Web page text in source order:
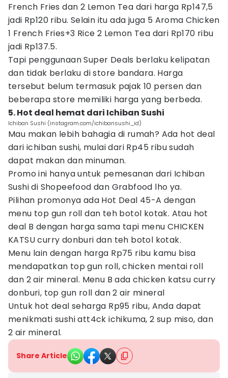
French Fries dan 2 Lemon Tea dari harga Rp147,5
jadi Rp120 ribu. Selain itu ada juga 5 Aroma Chicken
1 French Fries+3 Rice 2 Lemon Tea dari Rp170 ribu
jadi Rp137.5.
Tapi penggunaan Super Deals berlaku kelipatan
dan tidak berlaku di store bandara. Harga
tersebut belum termasuk pajak 10 persen dan
beberapa store memiliki harga yang berbeda.
5. Hot deal hemat dari Ichiban Sushi
Ichiban Sushi (instagram.com/ichibansushi_id)
Mau makan lebih bahagia di rumah? Ada hot deal
dari ichiban sushi, mulai dari Rp45 ribu sudah
dapat makan dan minuman.
Promo ini hanya untuk pemesanan dari Ichiban
Sushi di Shopeefood dan Grabfood lho ya.
Pilihan promonya ada Hot Deal 45-A dengan
menu top gun roll dan teh botol kotak. Atau hot
deal B dengan harga sama tapi menu CHICKEN
KATSU curry donburi dan teh botol kotak.
Menu lain dengan harga Rp75 ribu kamu bisa
mendapatkan top gun roll, chicken mentai roll
dan 2 air mineral. Menu B ada chicken katsu curry
donburi, top gun roll dan 2 air mineral
Untuk hot deal seharga Rp95 ribu, Anda dapat
menikmati sushi att4ck ichikuma, 2 sup miso, dan
2 air mineral.
Share Article